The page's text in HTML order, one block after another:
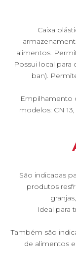
Caixa
alimentos.
Possui local para
ban).
Empilhamento
modelos: CN 13,
São indicadas
produtos
Ideal para
Também são
de alimentos